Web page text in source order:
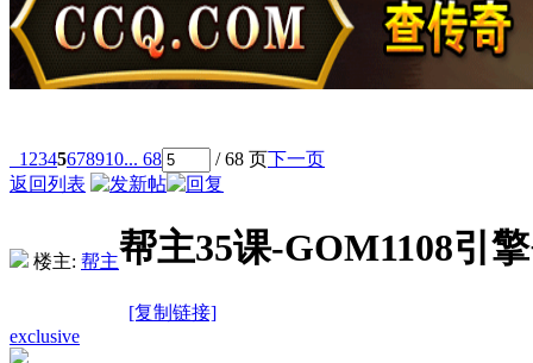
1 2345678910... 68 / 68 页下一页
返回列表
楼主: 帮主帮主35课-GOM1108引
[复制链接]
exclusive